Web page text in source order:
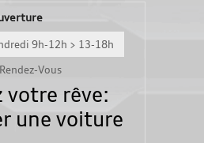
9h-12h > 13-18h
Vous
votre rêve:
une voiture